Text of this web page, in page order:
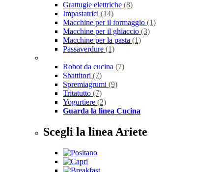
Grattugie elettriche (8)
Impastatrici (14)
Macchine per il formaggio (1)
Macchine per il ghiaccio (3)
Macchine per la pasta (1)
Passaverdure (1)
Robot da cucina (7)
Sbattitori (7)
Spremiagrumi (9)
Tritatutto (7)
Yogurtiere (2)
Guarda la linea Cucina
Scegli la linea Ariete